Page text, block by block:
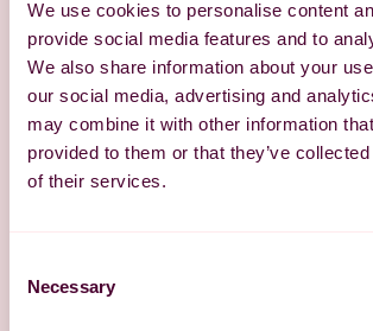
We use cookies to personalise content
provide social media features and to
We also share information about your
our social media, advertising and
may combine it with other information
provided to them or that they’ve
of their services.
Selection
Necessary